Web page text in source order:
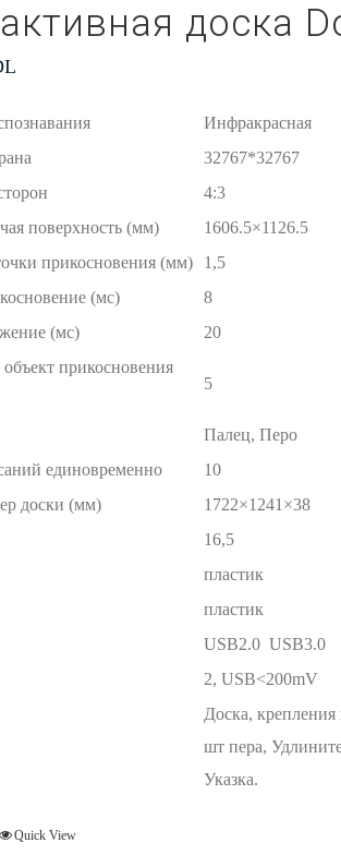
доска
Инфракрасная
32767*32767
4:3
поверхность (мм)
1606.5×1126.5
прикосновения (мм)
1,5
(мс)
8
(мс)
20
прикосновения
5
Палец, Перо
единовременно
10
доски (мм)
1722×1241×38
16,5
пластик
пластик
USB2.0 USB3.0
2, USB<200mV
Доска, крепления
шт пера,
Указка.
Quick View